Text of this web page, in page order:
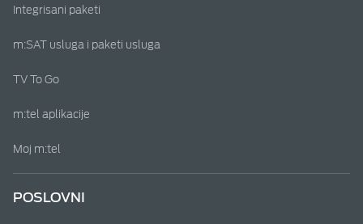
Integrisani paketi
m:SAT usluga i paketi usluga
TV To Go
m:tel aplikacije
Moj m:tel
POSLOVNI